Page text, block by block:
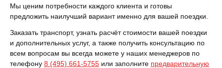
Мы ценим потребности каждого клиента и готовы
предложить наилучший вариант именно для вашей поездки.
Заказать транспорт, узнать расчёт стоимости вашей поездки
и дополнительных услуг, а также получить консультацию по
всем вопросам вы всегда можете у наших менеджеров по
телефону 8 (495) 661-5755 или заполните предварительную